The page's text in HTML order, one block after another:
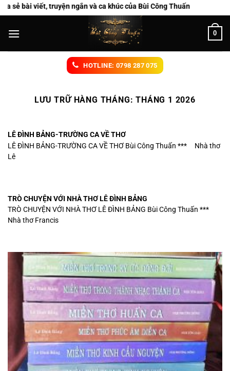
Chuyển
đến
nội
bài viết, truyện ngắn và ca khúc của Bùi Công Thuấn
0
HOTLINE: 0798 287 075
LƯU TRỮ HÀNG THÁNG:THÁNG 1 2026
LÊ ĐÌNH BẢNG-TRƯỜNG CA VỀ THƠ
LÊ ĐÌNH BẢNG-TRƯỜNG CA VỀ THƠ Bùi Công Thuấn *** Nhà thơ
Lê
TRÒ CHUYỆN VỚI NHÀ THƠ LÊ ĐÌNH BẢNG
TRÒ CHUYỆN VỚI NHÀ THƠ LÊ ĐÌNH BẢNG Bùi Công Thuấn ***
Nhà thơ Francis